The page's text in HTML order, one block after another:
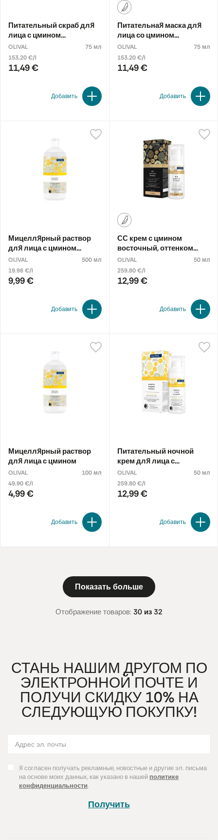
Питательный скраб для
лица с цмином
восточным
OLIVAL
75 мл
153.20 €/l
11,49 €
Добавить
Питательная маска для
лица со цмином
восточным
OLIVAL
75 мл
153.20 €/l
11,49 €
Добавить
Мицеллярный раствор
для лица с цмином
восточным
OLIVAL
500 мл
19.98 €/l
9,99 €
Добавить
СС крем с цмином
восточный, оттенком
LIGHT
OLIVAL
50 мл
259.80 €/l
12,99 €
Добавить
Мицеллярный раствор
для лица с цмином
OLIVAL
100 мл
49.90 €/l
4,99 €
Добавить
Питательный ночной
крем для лица с
бессмертником.
OLIVAL
50 мл
259.80 €/l
12,99 €
Добавить
Показать больше
Отображение товаров: 30 из 32
СТАНЬ НАШИМ ДРУГОМ ПО
ЭЛЕКТРОННОЙ ПОЧТЕ И
ПОЛУЧИ СКИДКУ 10% НА
СЛЕДУЮЩУЮ ПОКУПКУ!
Я согласен получать рекламные, новостные и другие эл. письма
на основе моих данных, как указано в нашей политике
конфиденциальности.
Получить